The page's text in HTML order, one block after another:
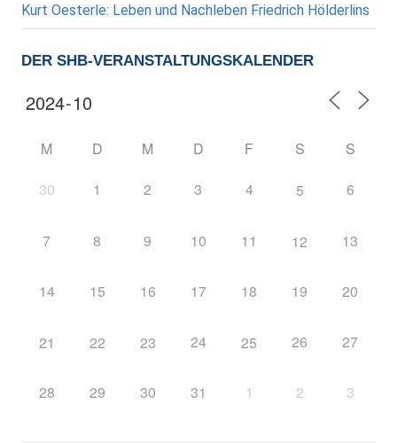
Kurt Oesterle: Leben und Nachleben Friedrich Hölderlins
DER SHB-VERANSTALTUNGSKALENDER
M D M D F S S
30 1 2 3 4 5 6
7 8 9 10 11 12 13
14 15 16 17 18 19 20
21 22 23 24 25 26 27
28 29 30 31 1 2 3